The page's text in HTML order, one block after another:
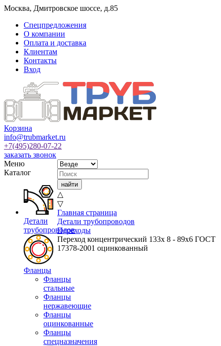
Москва, Дмитровское шоссе, д.85
Спецпредложения
О компании
Оплата и доставка
Клиентам
Контакты
Вход
Корзина
info@trubmarket.ru
+7(495)280-07-22
заказать звонок
Меню
Каталог
Детали
трубопроводов
Фланцы
Фланцы
стальные
Фланцы
нержавеющие
Фланцы
оцинкованные
Фланцы
спецназначения
△
▽
Главная страница
Детали трубопроводов
Переходы
Переход концентрический 133х 8 - 89х6 ГОСТ
17378-2001 оцинкованный